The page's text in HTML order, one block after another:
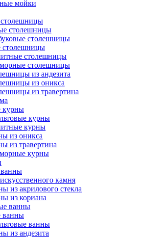
мойки
столешницы
столешницы
столешницы
столешницы
столешницы
из андезита
из оникса
из травертина
курны
курны
курны
из оникса
из травертина
курны
камня
из акрилового стекла
из кориана
ванны
ванны
ванны
из андезита